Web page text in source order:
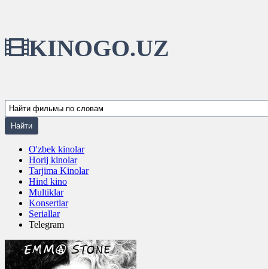
KINOGO.UZ
O'zbek kinolar
Horij kinolar
Tarjima Kinolar
Hind kino
Multiklar
Konsertlar
Seriallar
Telegram